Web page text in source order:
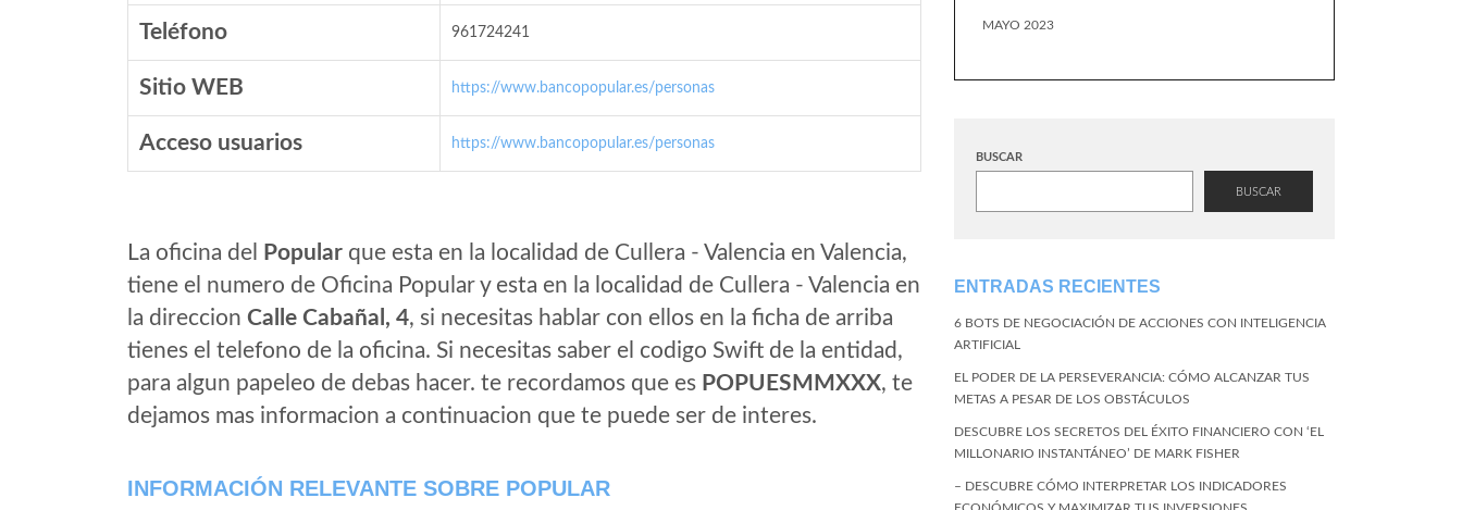
Teléfono 961724241
Sitio WEB https://www.bancopopular.es/personas
Acceso usuarios https://www.bancopopular.es/personas
La oficina del Popular que esta en la localidad de Cullera - Valencia en Valencia,
tiene el numero de Oficina Popular y esta en la localidad de Cullera - Valencia en
la direccion Calle Cabañal, 4, si necesitas hablar con ellos en la ficha de arriba
tienes el telefono de la oficina. Si necesitas saber el codigo Swift de la entidad,
para algun papeleo de debas hacer. te recordamos que es POPUESMMXXX, te
dejamos mas informacion a continuacion que te puede ser de interes.
INFORMACIÓN RELEVANTE SOBRE POPULAR
MAYO 2023
BUSCAR
BUSCAR
ENTRADAS RECIENTES
6 BOTS DE NEGOCIACIÓN DE ACCIONES CON INTELIGENCIA
ARTIFICIAL
EL PODER DE LA PERSEVERANCIA: CÓMO ALCANZAR TUS
METAS A PESAR DE LOS OBSTÁCULOS
DESCUBRE LOS SECRETOS DEL ÉXITO FINANCIERO CON ‘EL
MILLONARIO INSTANTÁNEO’ DE MARK FISHER
– DESCUBRE CÓMO INTERPRETAR LOS INDICADORES